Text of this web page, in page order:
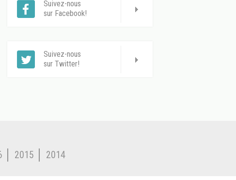
Suivez-nous
sur Facebook!
Suivez-nous
sur Twitter!
2015 2014